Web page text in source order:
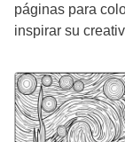
páginas para
inspirar su